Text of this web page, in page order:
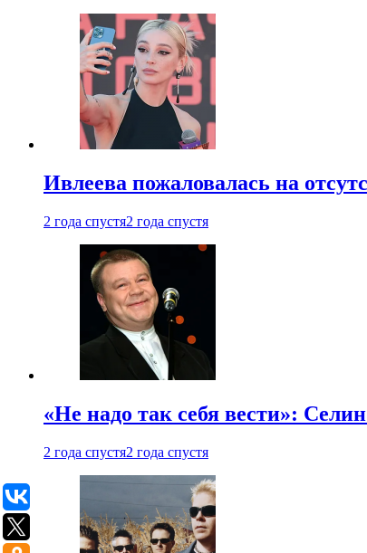
Ивлеева пожаловалась на
2 года спустя2 года спустя
«Не надо так себя вести»:
2 года спустя2 года спустя